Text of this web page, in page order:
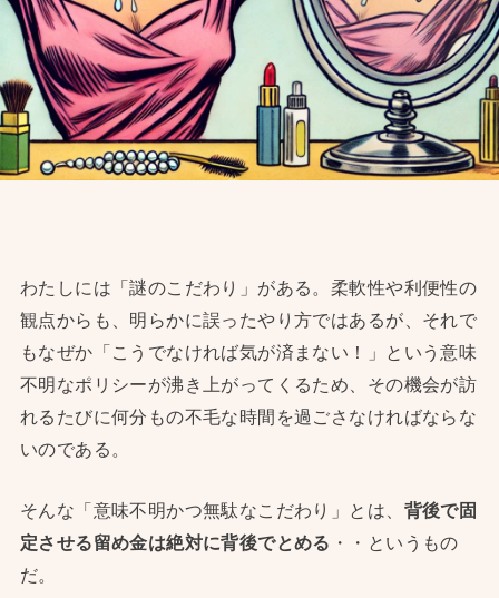
わたしには「謎のこだわり」がある。柔軟性や利便性の
観点からも、明らかに誤ったやり方ではあるが、それで
もなぜか「こうでなければ気が済まない！」という意味
不明なポリシーが沸き上がってくるため、その機会が訪
れるたびに何分もの不毛な時間を過ごさなければならな
いのである。
そんな「意味不明かつ無駄なこだわり」とは、 背後で固
定させる留め金は絶対に背後でとめる ・・というもの
だ。